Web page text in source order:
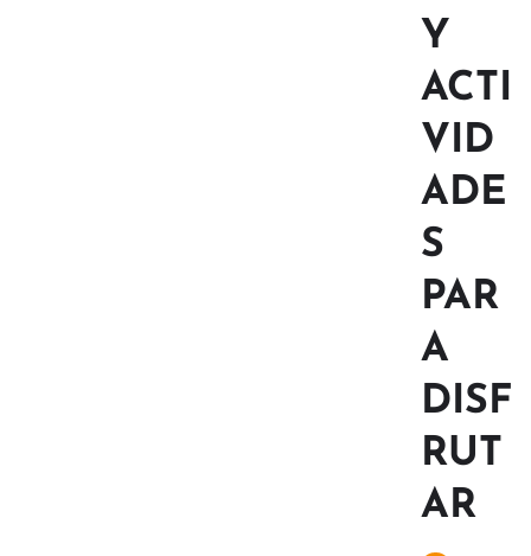
Y
ACTI
VID
ADE
S
PAR
A
DISF
RUT
AR